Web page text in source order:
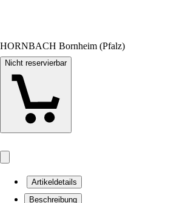
HORNBACH Bornheim (Pfalz)
Nicht reservierbar
Artikeldetails
Beschreibung